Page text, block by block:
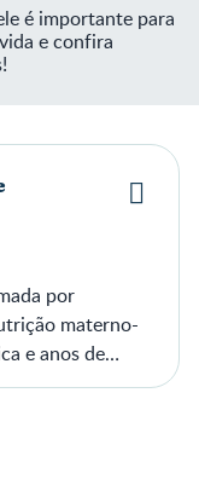
é importante para
e confira
por
materno-
e anos de